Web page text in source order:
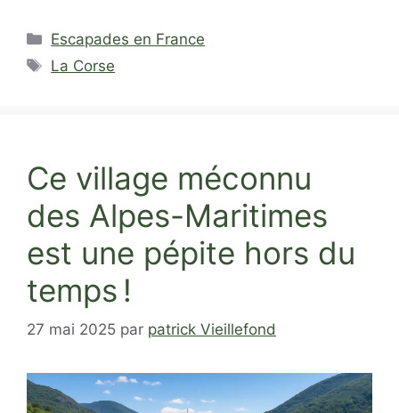
Catégories
Escapades en France
Étiquettes
La Corse
Ce village méconnu
des Alpes-Maritimes
est une pépite hors du
temps !
27 mai 2025 par patrick Vieillefond